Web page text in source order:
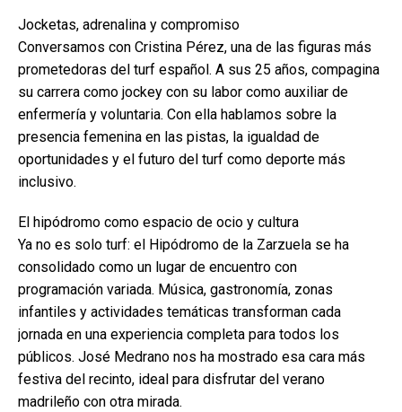
Jocketas, adrenalina y compromiso
Conversamos con Cristina Pérez, una de las figuras más
prometedoras del turf español. A sus 25 años, compagina
su carrera como jockey con su labor como auxiliar de
enfermería y voluntaria. Con ella hablamos sobre la
presencia femenina en las pistas, la igualdad de
oportunidades y el futuro del turf como deporte más
inclusivo.
El hipódromo como espacio de ocio y cultura
Ya no es solo turf: el Hipódromo de la Zarzuela se ha
consolidado como un lugar de encuentro con
programación variada. Música, gastronomía, zonas
infantiles y actividades temáticas transforman cada
jornada en una experiencia completa para todos los
públicos. José Medrano nos ha mostrado esa cara más
festiva del recinto, ideal para disfrutar del verano
madrileño con otra mirada.